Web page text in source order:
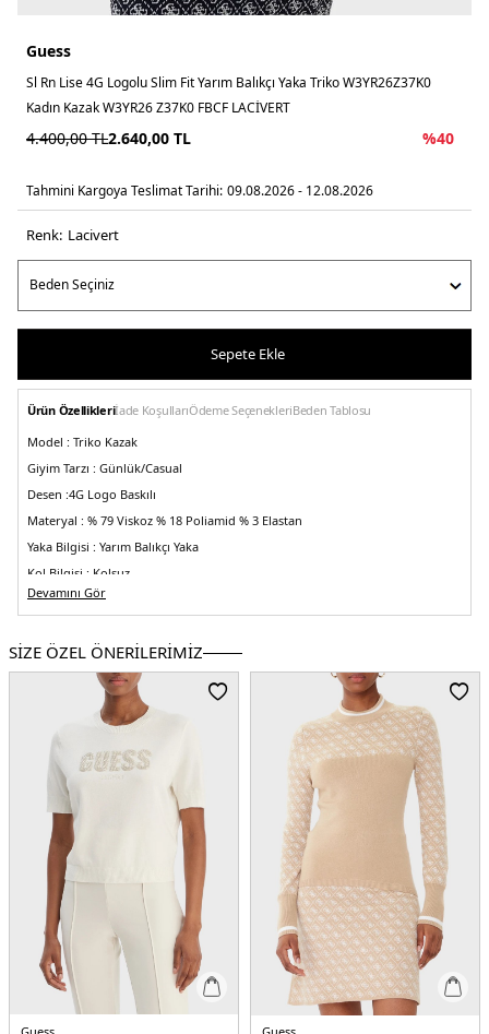
Guess
Sl Rn Lise 4G Logolu Slim Fit Yarım Balıkçı Yaka Triko W3YR26Z37K0
Kadın Kazak W3YR26 Z37K0 FBCF LACİVERT
4.400,00TL2.640,00 TL %40
Tahmini Kargoya Teslimat Tarihi: 09.08.2026 - 12.08.2026
Renk: laci̇vert
Sepete Ekle
Ürün Özellikleriİade KoşullarıÖdeme SeçenekleriBeden Tablosu
Model : Triko Kazak
Giyim Tarzı : Günlük/Casual
Desen :4G Logo Baskılı
Materyal : % 79 Viskoz % 18 Poliamid % 3 Elastan
Yaka Bilgisi : Yarım Balıkçı Yaka
Kol Bilgisi : Kolsuz
Kalıp Bilgisi :Slim Fit
5DK2W3YR26Z37K0FBCF.12
Devamını Gör
SİZE ÖZEL ÖNERİLERİMİZ
Guess
Guess